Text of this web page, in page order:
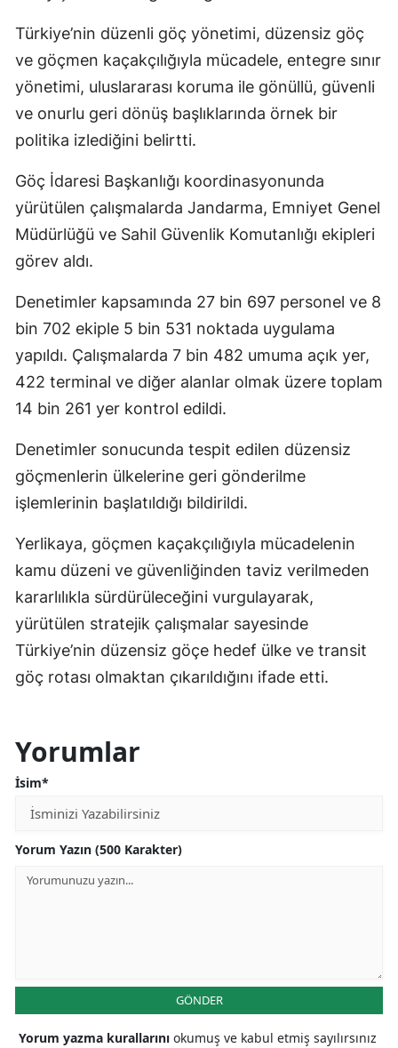
Türkiye’nin düzenli göç yönetimi, düzensiz göç
ve göçmen kaçakçılığıyla mücadele, entegre sınır
yönetimi, uluslararası koruma ile gönüllü, güvenli
ve onurlu geri dönüş başlıklarında örnek bir
politika izlediğini belirtti.
Göç İdaresi Başkanlığı koordinasyonunda
yürütülen çalışmalarda Jandarma, Emniyet Genel
Müdürlüğü ve Sahil Güvenlik Komutanlığı ekipleri
görev aldı.
Denetimler kapsamında 27 bin 697 personel ve 8
bin 702 ekiple 5 bin 531 noktada uygulama
yapıldı. Çalışmalarda 7 bin 482 umuma açık yer,
422 terminal ve diğer alanlar olmak üzere toplam
14 bin 261 yer kontrol edildi.
Denetimler sonucunda tespit edilen düzensiz
göçmenlerin ülkelerine geri gönderilme
işlemlerinin başlatıldığı bildirildi.
Yerlikaya, göçmen kaçakçılığıyla mücadelenin
kamu düzeni ve güvenliğinden taviz verilmeden
kararlılıkla sürdürüleceğini vurgulayarak,
yürütülen stratejik çalışmalar sayesinde
Türkiye’nin düzensiz göçe hedef ülke ve transit
göç rotası olmaktan çıkarıldığını ifade etti.
Yorumlar
İsim*
Yorum Yazın (500 Karakter)
GÖNDER
Yorum yazma kurallarını okumuş ve kabul etmiş sayılırsınız